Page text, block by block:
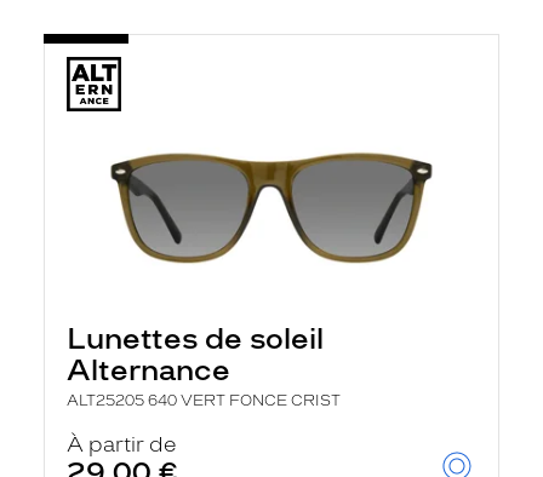
Lunettes de soleil
Alternance
ALT25205 640 VERT FONCE CRIST
À partir de